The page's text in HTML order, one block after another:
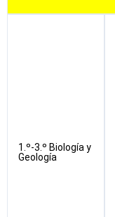
1.º-3.º Biología y
Geología